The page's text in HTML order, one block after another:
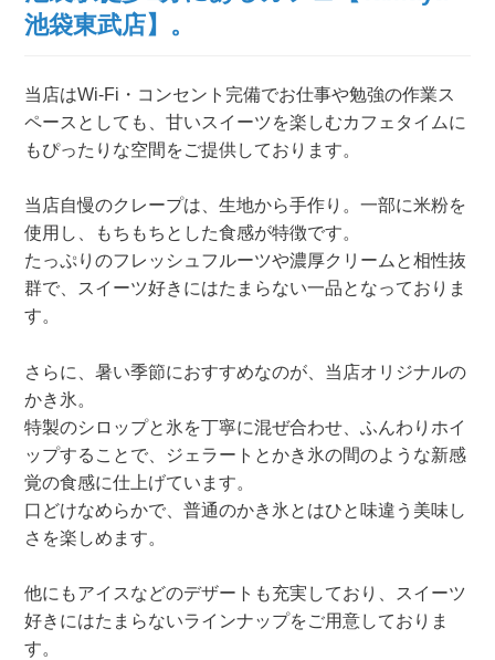
池袋東武店】。
当店はWi-Fi・コンセント完備でお仕事や勉強の作業ス
ペースとしても、甘いスイーツを楽しむカフェタイムに
もぴったりな空間をご提供しております。
当店自慢のクレープは、生地から手作り。一部に米粉を
使用し、もちもちとした食感が特徴です。
たっぷりのフレッシュフルーツや濃厚クリームと相性抜
群で、スイーツ好きにはたまらない一品となっておりま
す。
さらに、暑い季節におすすめなのが、当店オリジナルの
かき氷。
特製のシロップと氷を丁寧に混ぜ合わせ、ふんわりホイ
ップすることで、ジェラートとかき氷の間のような新感
覚の食感に仕上げています。
口どけなめらかで、普通のかき氷とはひと味違う美味し
さを楽しめます。
他にもアイスなどのデザートも充実しており、スイーツ
好きにはたまらないラインナップをご用意しておりま
す。